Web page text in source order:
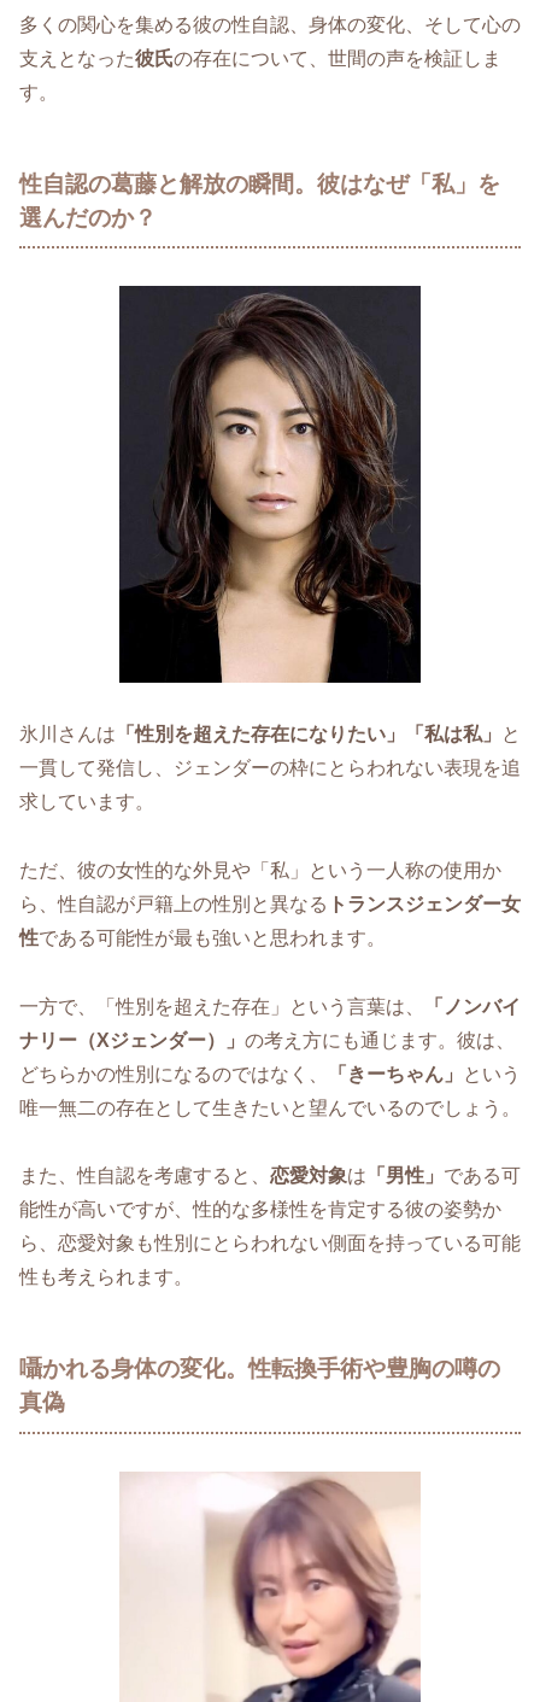
多くの関心を集める彼の性自認、身体の変化、そして心の
支えとなった彼氏の存在について、世間の声を検証しま
す。
性自認の葛藤と解放の瞬間。彼はなぜ「私」を
選んだのか？
氷川さんは 「性別を超えた存在になりたい」「私は私」
と
一貫して発信し、ジェンダーの枠にとらわれない表現を追
求しています。
ただ、彼の女性的な外見や「私」という一人称の使用か
ら、性自認が戸籍上の性別と異なる トランスジェンダー女
性である可能性が最も強いと思われます。
一方で、「性別を超えた存在」という言葉は、
「ノンバイ
ナリー（Xジェンダー）」 の考え方にも通じます。彼は、
どちらかの性別になるのではなく、
「きーちゃん」
という
唯一無二の存在として生きたいと望んでいるのでしょう。
また、性自認を考慮すると、 恋愛対象は 「男性」 である可
能性が高いですが、性的な多様性を肯定する彼の姿勢か
ら、恋愛対象も性別にとらわれない側面を持っている可能
性も考えられます。
囁かれる身体の変化。性転換手術や豊胸の噂の
真偽